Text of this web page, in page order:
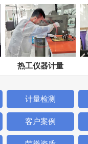
热工仪器计量
计量检测
客户案例